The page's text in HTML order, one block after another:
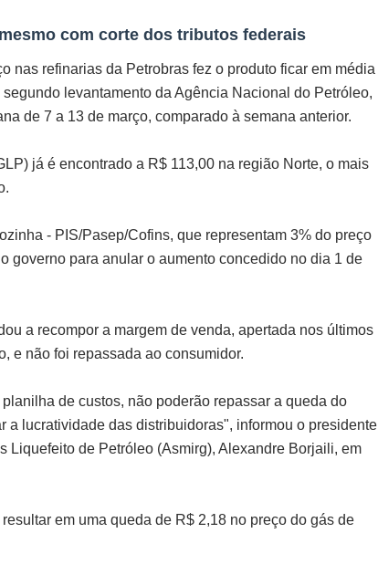
com corte dos tributos federais
nas refinarias da Petrobras fez o produto ficar em média
levantamento da Agência Nacional do Petróleo,
de 7 a 13 de março, comparado à semana anterior.
já é encontrado a R$ 113,00 na região Norte, o mais
- PIS/Pasep/Cofins, que representam 3% do preço
governo para anular o aumento concedido no dia 1 de
a recompor a margem de venda, apertada nos últimos
e não foi repassada ao consumidor.
de custos, não poderão repassar a queda do
a lucratividade das distribuidoras", informou o presidente
de Petróleo (Asmirg), Alexandre Borjaili, em
em uma queda de R$ 2,18 no preço do gás de